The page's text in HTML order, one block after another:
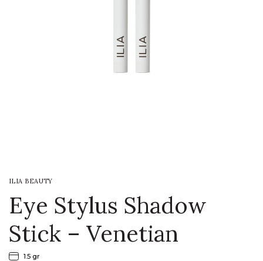
ILIA BEAUTY
Eye Stylus Shadow
Stick – Venetian
1.5 gr